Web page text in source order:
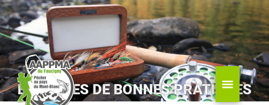
Aller
au
contenu
EXEMPLES DE BONNES PRATIQUES